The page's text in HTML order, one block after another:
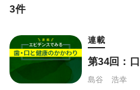
3件
連載
第34回：
島谷 浩幸